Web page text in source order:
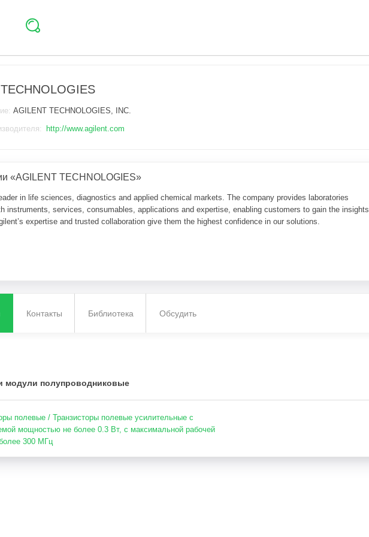
AGILENT TECHNOLOGIES, INC.
http://www.agilent.com
«AGILENT TECHNOLOGIES»
in life sciences, diagnostics and applied chemical markets. The company provides laboratories
instruments, services, consumables, applications and expertise, enabling customers to gain the insights
expertise and trusted collaboration give them the highest confidence in our solutions.
Контакты Библиотека Обсудить
модули полупроводниковые
полевые / Транзисторы полевые усилительные с
мощностью не более 0.3 Вт, с максимальной рабочей
300 МГц